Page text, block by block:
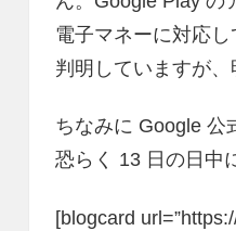
電子マネーに対応
判明していますが
ちなみに Google 公
恐らく 13 日の日中
[blogcard